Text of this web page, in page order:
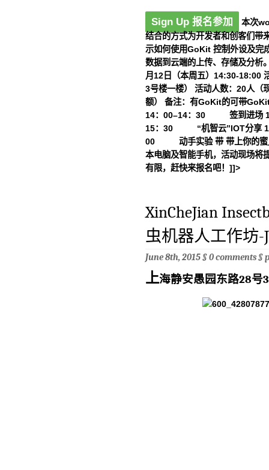
Sign Up 报名参加
本次
结合的方式为开发者和创客们带
示如何使用GoKit 控制外设及完
数据到云端的上传、存储及分析
月12日（本周五）14:30-18:00
3号楼一楼） 活动人数：20人（
额） 备注：有GoKit的可带
14：00–14：30 签到进场
15：30 “机智云”IOT分享
00 动手实验 带 带上你的蜜
本电脑及智能手机，活动现场将
有限，赶快来报名吧！]]>
XinCheJian
虫机器人工作坊-
June 8th, 2015 §0 comments§
上海静安愚园东路28号